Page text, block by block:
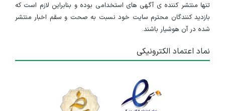
تنها منتشر کننده ی آگهی های استخدامی بوده و بنابراین لازم است که
بازدید کنندگان محترم سایت خود نسبت به صحت و سقم اخبار منتشر
شده در آن هوشیار باشند.
نماد اعتماد الکترونیکی